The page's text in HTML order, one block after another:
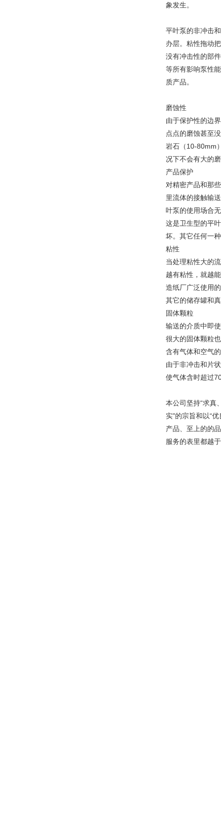
象发生。
平叶泵的非冲击
办层。粘性拖动
没有冲击性的部
等所有影响泵性
质产品。
磨蚀性
由于保护性的边
点点的磨蚀甚至
岩石（10-80mm
况下不会有大的
产品保护
对精密产品和那
里流体的接触输
叶泵的使用场合
这是卫生型的平
坏。其它任何一
粘性
当处理粘性大的
越有粘性，就越
造纸厂广泛使用
其它的储存罐和
固体颗粒
输送的介质中即
很大的固体颗粒
含有气体和空气
由于非冲击和片
使气体含时超过
本公司坚持“求真
实"的宗旨和以“
产品、至上的的
服务的表里都越